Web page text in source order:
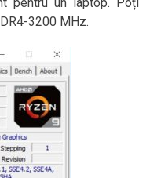
3200 MHz.